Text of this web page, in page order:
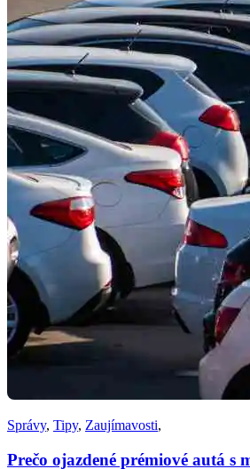
Správy, Tipy, Zaujímavosti,
Prečo ojazdené prémiové autá s